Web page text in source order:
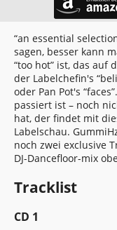
“an essential
sagen, besser kann
“too hot” ist, das auf
der Labelchefin's
oder Pan Pot's
passiert ist – noch
hat, der findet mit
Labelschau.
noch zwei exclusive
DJ-Dancefloor-mix
Tracklist
CD 1